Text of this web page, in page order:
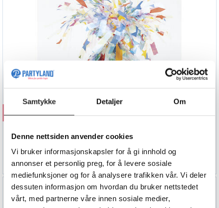
Samtykke Detaljer Om
Denne nettsiden anvender cookies
Vi bruker informasjonskapsler for å gi innhold og
annonser et personlig preg, for å levere sosiale
mediefunksjoner og for å analysere trafikken vår. Vi deler
dessuten informasjon om hvordan du bruker nettstedet
vårt, med partnerne våre innen sosiale medier,
Kjøp
Stjerner
39,90